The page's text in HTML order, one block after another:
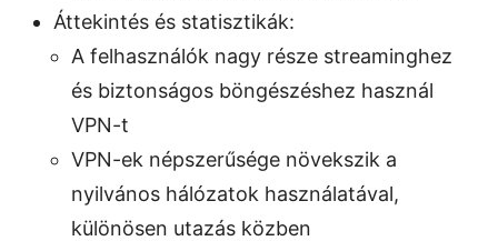
Áttekintés és statisztikák:
A felhasználók nagy része streaminghez
és biztonságos böngészéshez használ
VPN-t
VPN-ek népszerűsége növekszik a
nyilvános hálózatok használatával,
különösen utazás közben